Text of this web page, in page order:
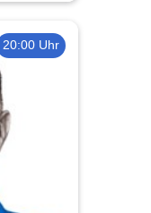
20:00 Uhr